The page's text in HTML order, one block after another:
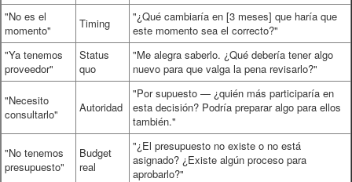
"No es el
momento"
Timing
"¿Qué cambiaría en [3 meses] que haría que
este momento sea el correcto?"
"Ya tenemos
proveedor"
Status
quo
"Me alegra saberlo. ¿Qué debería tener algo
nuevo para que valga la pena revisarlo?"
"Necesito
consultarlo"
Autoridad
"Por supuesto — ¿quién más participaría en
esta decisión? Podría preparar algo para ellos
también."
"No tenemos
presupuesto"
Budget
real
"¿El presupuesto no existe o no está
asignado? ¿Existe algún proceso para
aprobarlo?"